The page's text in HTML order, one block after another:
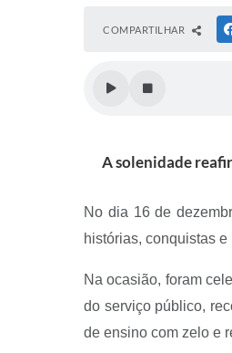
COMPARTILHAR
A solenidade
No dia 16 de
histórias, conquistas
Na ocasião, foram
do serviço público,
de ensino com zelo e